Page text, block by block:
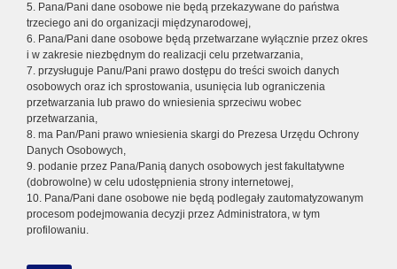
5. Pana/Pani dane osobowe nie będą przekazywane do państwa
trzeciego ani do organizacji międzynarodowej,
6. Pana/Pani dane osobowe będą przetwarzane wyłącznie przez okres
i w zakresie niezbędnym do realizacji celu przetwarzania,
7. przysługuje Panu/Pani prawo dostępu do treści swoich danych
osobowych oraz ich sprostowania, usunięcia lub ograniczenia
przetwarzania lub prawo do wniesienia sprzeciwu wobec
przetwarzania,
8. ma Pan/Pani prawo wniesienia skargi do Prezesa Urzędu Ochrony
Danych Osobowych,
9. podanie przez Pana/Panią danych osobowych jest fakultatywne
(dobrowolne) w celu udostępnienia strony internetowej,
10. Pana/Pani dane osobowe nie będą podlegały zautomatyzowanym
procesom podejmowania decyzji przez Administratora, w tym
profilowaniu.